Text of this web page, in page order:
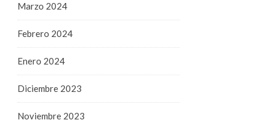
Marzo 2024
Febrero 2024
Enero 2024
Diciembre 2023
Noviembre 2023